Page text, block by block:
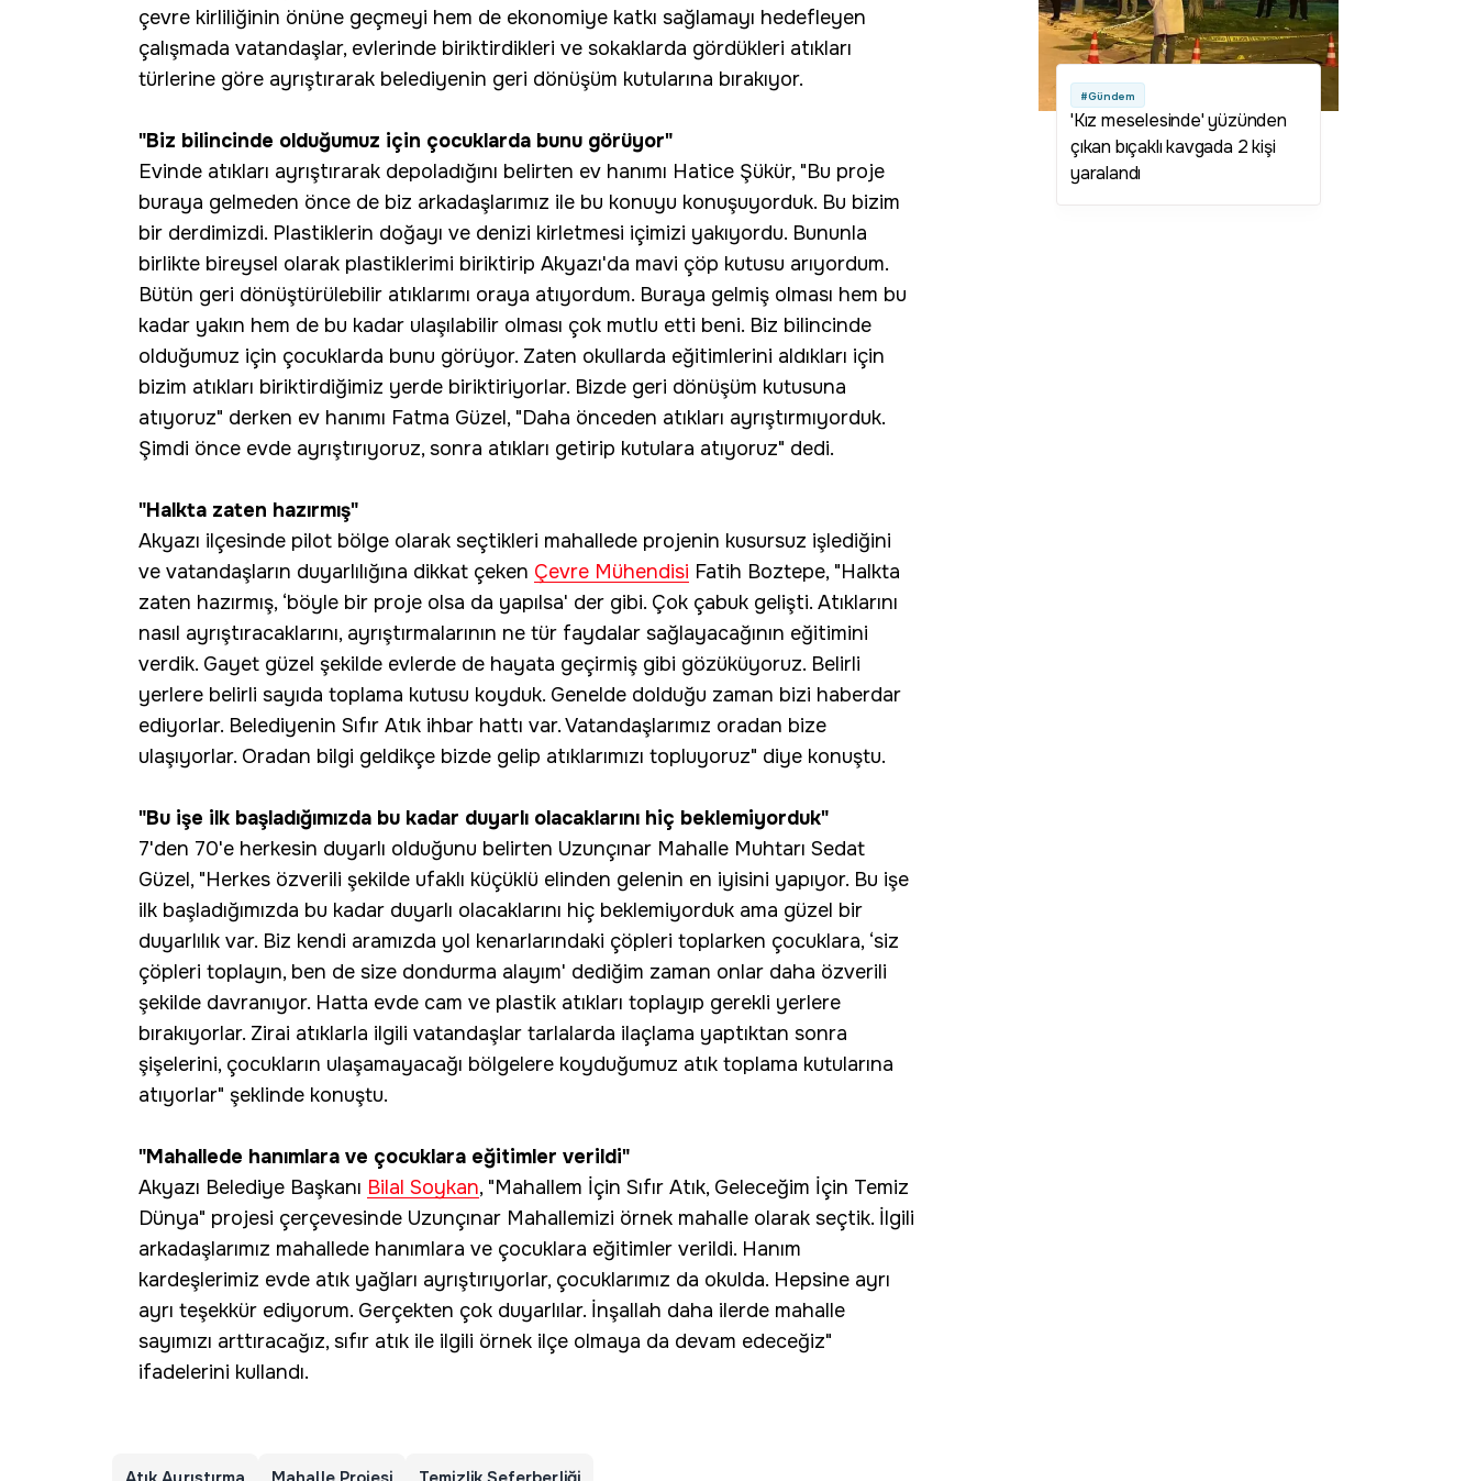
çevre kirliliğinin önüne geçmeyi hem de ekonomiye katkı sağlamayı hedefleyen
çalışmada vatandaşlar, evlerinde biriktirdikleri ve sokaklarda gördükleri atıkları
türlerine göre ayrıştırarak belediyenin geri dönüşüm kutularına bırakıyor.
"Biz bilincinde olduğumuz için çocuklarda bunu görüyor"
Evinde atıkları ayrıştırarak depoladığını belirten ev hanımı Hatice Şükür, "Bu proje
buraya gelmeden önce de biz arkadaşlarımız ile bu konuyu konuşuyorduk. Bu bizim
bir derdimizdi. Plastiklerin doğayı ve denizi kirletmesi içimizi yakıyordu. Bununla
birlikte bireysel olarak plastiklerimi biriktirip Akyazı'da mavi çöp kutusu arıyordum.
Bütün geri dönüştürülebilir atıklarımı oraya atıyordum. Buraya gelmiş olması hem bu
kadar yakın hem de bu kadar ulaşılabilir olması çok mutlu etti beni. Biz bilincinde
olduğumuz için çocuklarda bunu görüyor. Zaten okullarda eğitimlerini aldıkları için
bizim atıkları biriktirdiğimiz yerde biriktiriyorlar. Bizde geri dönüşüm kutusuna
atıyoruz" derken ev hanımı Fatma Güzel, "Daha önceden atıkları ayrıştırmıyorduk.
Şimdi önce evde ayrıştırıyoruz, sonra atıkları getirip kutulara atıyoruz" dedi.
"Halkta zaten hazırmış"
Akyazı ilçesinde pilot bölge olarak seçtikleri mahallede projenin kusursuz işlediğini
ve vatandaşların duyarlılığına dikkat çeken Çevre Mühendisi Fatih Boztepe, "Halkta
zaten hazırmış, ‘böyle bir proje olsa da yapılsa' der gibi. Çok çabuk gelişti. Atıklarını
nasıl ayrıştıracaklarını, ayrıştırmalarının ne tür faydalar sağlayacağının eğitimini
verdik. Gayet güzel şekilde evlerde de hayata geçirmiş gibi gözüküyoruz. Belirli
yerlere belirli sayıda toplama kutusu koyduk. Genelde dolduğu zaman bizi haberdar
ediyorlar. Belediyenin Sıfır Atık ihbar hattı var. Vatandaşlarımız oradan bize
ulaşıyorlar. Oradan bilgi geldikçe bizde gelip atıklarımızı topluyoruz" diye konuştu.
"Bu işe ilk başladığımızda bu kadar duyarlı olacaklarını hiç beklemiyorduk"
7'den 70'e herkesin duyarlı olduğunu belirten Uzunçınar Mahalle Muhtarı Sedat
Güzel, "Herkes özverili şekilde ufaklı küçüklü elinden gelenin en iyisini yapıyor. Bu işe
ilk başladığımızda bu kadar duyarlı olacaklarını hiç beklemiyorduk ama güzel bir
duyarlılık var. Biz kendi aramızda yol kenarlarındaki çöpleri toplarken çocuklara, ‘siz
çöpleri toplayın, ben de size dondurma alayım' dediğim zaman onlar daha özverili
şekilde davranıyor. Hatta evde cam ve plastik atıkları toplayıp gerekli yerlere
bırakıyorlar. Zirai atıklarla ilgili vatandaşlar tarlalarda ilaçlama yaptıktan sonra
şişelerini, çocukların ulaşamayacağı bölgelere koyduğumuz atık toplama kutularına
atıyorlar" şeklinde konuştu.
"Mahallede hanımlara ve çocuklara eğitimler verildi"
Akyazı Belediye Başkanı Bilal Soykan, "Mahallem İçin Sıfır Atık, Geleceğim İçin Temiz
Dünya" projesi çerçevesinde Uzunçınar Mahallemizi örnek mahalle olarak seçtik. İlgili
arkadaşlarımız mahallede hanımlara ve çocuklara eğitimler verildi. Hanım
kardeşlerimiz evde atık yağları ayrıştırıyorlar, çocuklarımız da okulda. Hepsine ayrı
ayrı teşekkür ediyorum. Gerçekten çok duyarlılar. İnşallah daha ilerde mahalle
sayımızı arttıracağız, sıfır atık ile ilgili örnek ilçe olmaya da devam edeceğiz"
ifadelerini kullandı.
#Gündem
'Kız meselesinde' yüzünden
çıkan bıçaklı kavgada 2 kişi
yaralandı